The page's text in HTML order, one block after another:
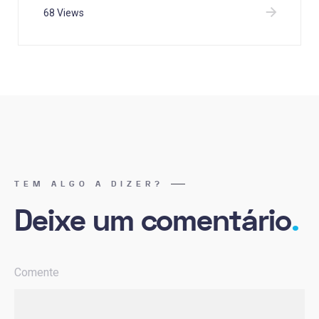
68 Views
TEM ALGO A DIZER?
Deixe um comentário.
Comente